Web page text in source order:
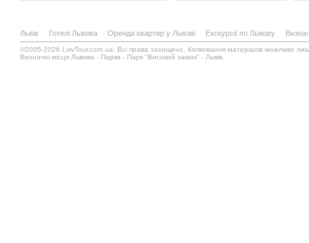
Львів Готелі Львова Оренда квартир у Львові Екскурсії по Львову
©2005-2026 LvivTour.com.ua: Всі права захищено. Копіювання матеріалів можливе
Визначні місця Львова - Парки - Парк "Високий замок" - Львів.